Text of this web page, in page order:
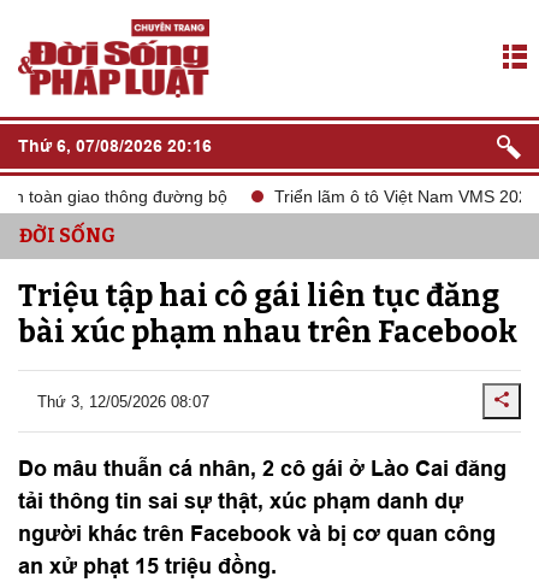
Thứ 6, 07/08/2026 20:16
giao thông đường bộ Triển lãm ô tô Việt Nam VMS 2024
ĐỜI SỐNG
Triệu tập hai cô gái liên tục đăng
bài xúc phạm nhau trên Facebook
Thứ 3, 12/05/2026 08:07
Do mâu thuẫn cá nhân, 2 cô gái ở Lào Cai đăng
tải thông tin sai sự thật, xúc phạm danh dự
người khác trên Facebook và bị cơ quan công
an xử phạt 15 triệu đồng.